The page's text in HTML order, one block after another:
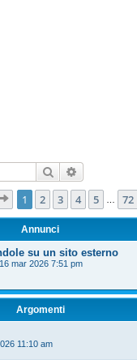
Cerca
Pagina di 72
1 2 3 4 5 72
Annunci
su un sito esterno
mar 2026 7:51 pm
Argomenti
11:10 am